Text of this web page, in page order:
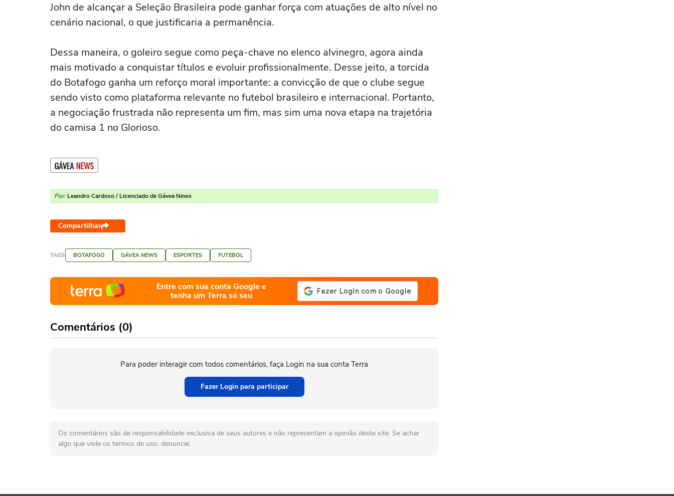
John de alcançar a Seleção Brasileira pode ganhar força com atuações de alto nível no
cenário nacional, o que justificaria a permanência.
Dessa maneira, o goleiro segue como peça-chave no elenco alvinegro, agora ainda
mais motivado a conquistar títulos e evoluir profissionalmente. Desse jeito, a torcida
do Botafogo ganha um reforço moral importante: a convicção de que o clube segue
sendo visto como plataforma relevante no futebol brasileiro e internacional. Portanto,
a negociação frustrada não representa um fim, mas sim uma nova etapa na trajetória
do camisa 1 no Glorioso.
Por: Leandro Cardoso / Licenciado de Gávea News
Compartilhar
TAGS BOTAFOGO GÁVEA NEWS ESPORTES FUTEBOL
Entre com sua conta Google e
tenha um Terra só seu
Comentários (0)
Para poder interagir com todos comentários, faça Login na sua conta Terra
Fazer Login para participar
Os comentários são de responsabilidade exclusiva de seus autores e não representam a opinião deste site. Se achar
algo que viole os termos de uso, denuncie.